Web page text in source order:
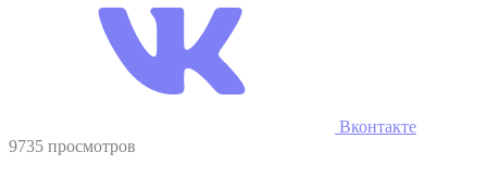
Вконтакте
9735 просмотров